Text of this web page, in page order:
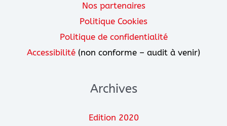
Nos partenaires
Politique Cookies
Politique de confidentialité
Accessibilité (non conforme – audit à venir)
Archives
Edition 2020